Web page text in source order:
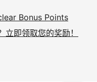
Bonus Points
即领取您的奖励！